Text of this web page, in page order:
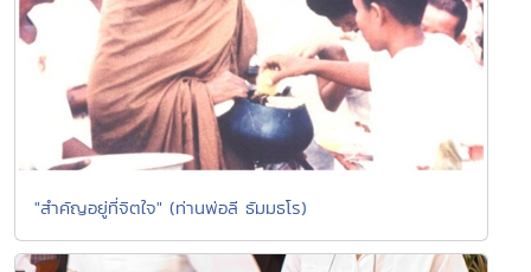
"สำคัญอยู่ที่จิตใจ" (ท่านพ่อลี ธัมมธโร)